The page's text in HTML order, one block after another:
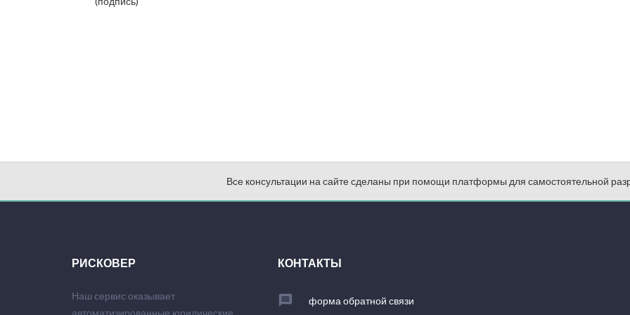
Все консультации на сайте сделаны при помощи платформы для самостоятельной
РИСКОВЕР
Наш сервис оказывает
автоматизированные юридические
КОНТАКТЫ
форма обратной связи